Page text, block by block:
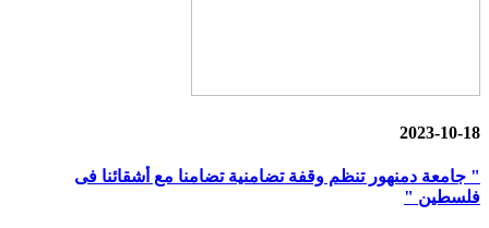
2023-10-18
" جامعة دمنهور تنظم وقفة تضامنية تضامنا مع أشقائنا فى
فلسطين "